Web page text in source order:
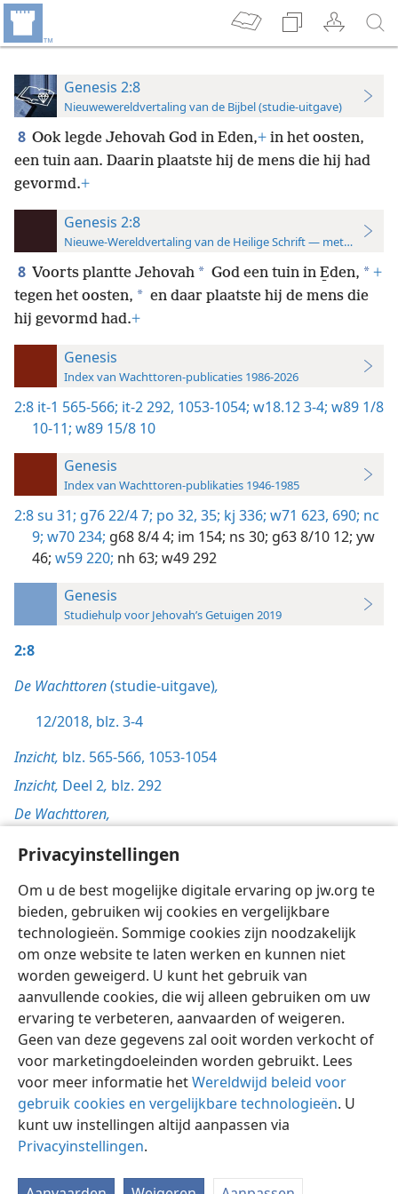
Privacyinstellingen
Om u de best mogelijke digitale ervaring op jw.org te
bieden, gebruiken wij cookies en vergelijkbare
technologieën. Sommige cookies zijn noodzakelijk
om onze website te laten werken en kunnen niet
worden geweigerd. U kunt het gebruik van
aanvullende cookies, die wij alleen gebruiken om uw
ervaring te verbeteren, aanvaarden of weigeren.
Geen van deze gegevens zal ooit worden verkocht of
voor marketingdoeleinden worden gebruikt. Lees
voor meer informatie hetWereldwijd beleid voor
gebruik cookies en vergelijkbare technologieën. U
kunt uw instellingen altijd aanpassen via
Privacyinstellingen.
Genesis 2:8
Nieuwewereldvertaling van de Bijbel (studie-uitgave)
8 Ook legde Jehovah God in Eden,+ in het oosten,
een tuin aan. Daarin plaatste hij de mens die hij had
gevormd.+
Genesis 2:8
Nieuwe-Wereldvertaling van de Heilige Schrift — met
8 Voorts plantte Jehovah * God een tuin in E̱den, * +
tegen het oosten, * en daar plaatste hij de mens die
hij gevormd had.+
Genesis
Index van Wachttoren-publicaties 1986-2026
2:8 it-1 565-566; it-2 292, 1053-1054; w18.12 3-4; w89 1/8
10-11; w89 15/8 10
Genesis
Index van Wachttoren-publikaties 1946-1985
2:8su 31; g76 22/4 7; po 32, 35; kj 336; w71 623, 690; nc
9; w70 234; g68 8/4 4; im 154; ns 30; g63 8/10 12; yw
46; w59 220; nh 63; w49 292
Genesis
Studiehulp voor Jehovah’s Getuigen 2019
2:8
De Wachttoren(studie-uitgave),
12/2018, blz. 3-4
Inzicht, blz. 565-566, 1053-1054
Inzicht, Deel 2, blz. 292
De Wachttoren,
15/8/1989, blz. 10
1/8/1989, blz. 10-11
Nederlands Instellingen
Copyright © 2026 Watch Tower Bible and Tract Society of Pennsylvania
Gebruiksvoorwaarden Privacybeleid
Privacyinstellingen
Inloggen